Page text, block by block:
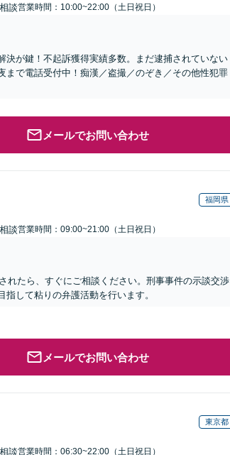
談営業時間：10:00~22:00（土日祝日）
決が鍵！不起訴獲得実績多数。まだ逮捕されていない
で電話受付中！痴漢／盗撮／のぞき／その他性犯罪
メールでお問い合わせ
福岡県
談営業時間：09:00~21:00（土日祝日）
れたら、すぐにご相談ください。刑事事件の示談交渉
して粘りの弁護活動を行います。
メールでお問い合わせ
東京都
談営業時間：06:30~22:00（土日祝日）